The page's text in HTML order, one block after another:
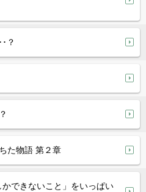
？
た物語 第２章
できないこと」をいっぱい